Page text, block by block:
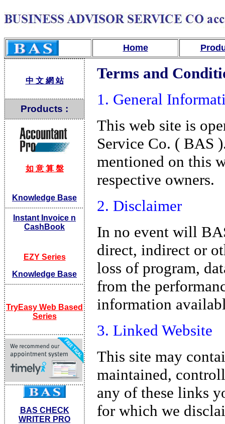
Home
中 文 網 站
Products :
如 意 算 盤
Knowledge Base
Instant Invoice n
CashBook
EZY Series
Knowledge Base
TryEasy Web Based
Series
BAS CHECK
WRITER PRO
Terms and
1. General
This web site is
Service Co. ( BAS
mentioned on this
respective owners.
2. Disclaimer
In no event will
direct, indirect or
loss of program,
from the
information
3. Linked Website
This site may
maintained,
any of these links
for which we